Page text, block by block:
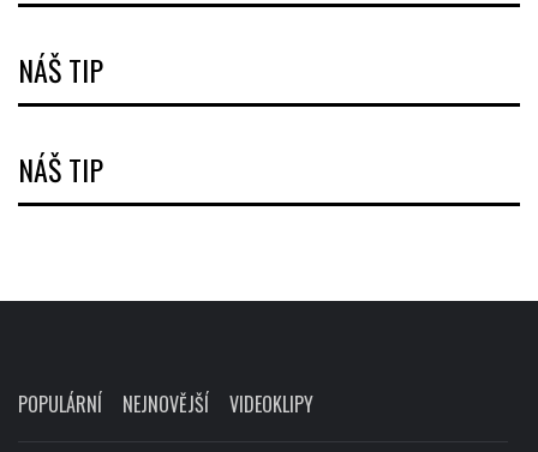
NÁŠ TIP
NÁŠ TIP
POPULÁRNÍ NEJNOVĚJŠÍ VIDEOKLIPY